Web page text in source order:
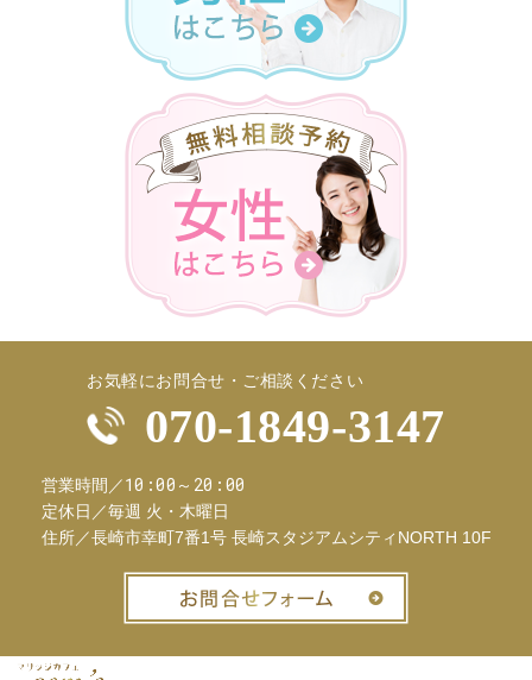
お気軽にお問合せ・ご相談ください
070-1849-3147
営業時間／10:00～20:00
定休日／毎週 火・木曜日
住所／長崎市幸町7番1号 長崎スタジアムシティNORTH 10F